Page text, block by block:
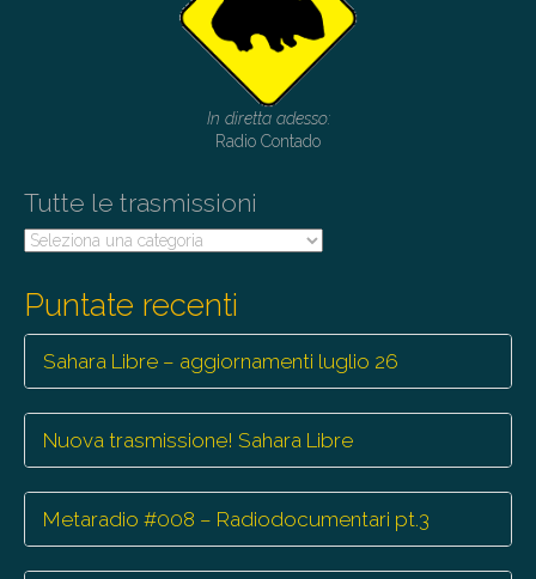
n
In diretta adesso:
Radio Contado
Tutte le trasmissioni
Tutte
Puntate recenti
Sahara Libre – aggiornamenti luglio 26
Nuova trasmissione! Sahara Libre
Metaradio #008 – Radiodocumentari pt.3